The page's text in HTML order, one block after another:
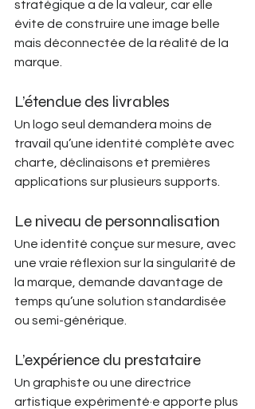
stratégique a de la valeur, car elle
évite de construire une image belle
mais déconnectée de la réalité de la
marque.
L’étendue des livrables
Un logo seul demandera moins de
travail qu’une identité complète avec
charte, déclinaisons et premières
applications sur plusieurs supports.
Le niveau de personnalisation
Une identité conçue sur mesure, avec
une vraie réflexion sur la singularité de
la marque, demande davantage de
temps qu’une solution standardisée
ou semi-générique.
L’expérience du prestataire
Un graphiste ou une directrice
artistique expérimenté·e apporte plus